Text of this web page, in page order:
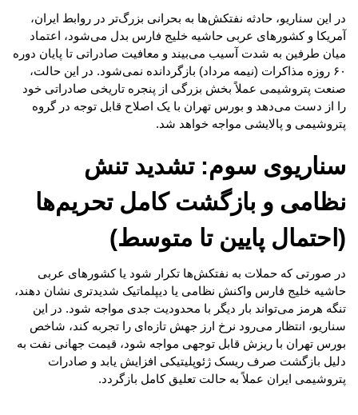
در این سناریو، حادثه نفتکش‌ها به بحرانی بزرگ‌تر در روابط ایران،
آمریکا و کشورهای عربی حاشیه خلیج فارس بدل می‌شود، اعتماد
میان طرفین به شدت آسیب می‌بیند و معافیت صادراتی تا پایان دوره
۶۰ روزه مذاکرات (نیمه مرداد) بازگردانده نمی‌شود. در این حالت،
صنعت پتروشیمی عملاً بخش بزرگی از پنجره تاریخی صادراتی خود
را از دست می‌دهد و بورس تهران با یک اصلاح قابل توجه در گروه
پتروشیمی و پالایشی مواجه خواهد شد.
سناریوی سوم: تشدید تنش
نظامی و بازگشت کامل تحریم‌ها
(احتمال پایین تا متوسط)
در صورتی که حملات به نفتکش‌ها تکرار شود یا کشورهای عربی
حاشیه خلیج فارس واکنش نظامی یا دیپلماتیک شدیدتری نشان دهند،
تنگه هرمز می‌تواند بار دیگر با محدودیت جدی مواجه شود. در این
سناریو، انتظار می‌رود نرخ ارز جهش تازه‌ای را تجربه کند، شاخص
بورس تهران با ریزش قابل توجهی مواجه شود، قیمت جهانی نفت به
دلیل بازگشت صرف ریسک ژئوپلیتیکی افزایش یابد و صادرات
پتروشیمی ایران عملاً به حالت تعلیق کامل بازگردد.